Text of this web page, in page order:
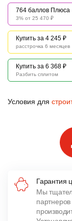
764 баллов Плюса
3% от 25 470 ₽
Купить за 4 245 ₽
расстрочка 6 месяцев
Купить за 6 368 ₽
Разбить сплитом
Условия для
Гарантия
Мы